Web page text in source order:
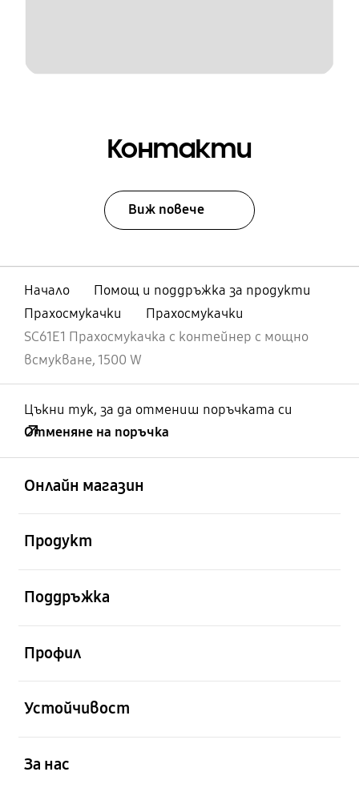
Контакти
Виж повече
Начало
Помощ и поддръжка за продукти
Прахосмукачки
Прахосмукачки
SC61E1 Прахосмукачка с контейнер с мощно
всмукване, 1500 W
Цъкни тук, за да отмениш поръчката си
Отменяне на поръчка
Онлайн магазин
Продукт
Поддръжка
Профил
Устойчивост
За нас